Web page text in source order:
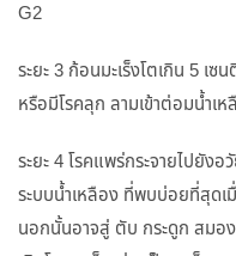
G2
ระยะ 3 ก้อนมะเร็งโตเกิน 5 เซ
หรือมีโรคลุก ลามเข้าต่อมน้ำเห
ระยะ 4 โรคแพร่กระจายไปยัง
ระบบน้ำเหลือง ที่พบบ่อยที่สุดเ
นอกนั้นอาจสู่ ตับ กระดูก สมอ